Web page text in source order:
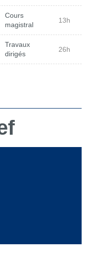
Cours
magistral
13h
Travaux
dirigés
26h